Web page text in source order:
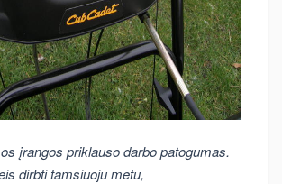
įrangos priklauso darbo patogumas.
dirbti tamsiuoju metu,